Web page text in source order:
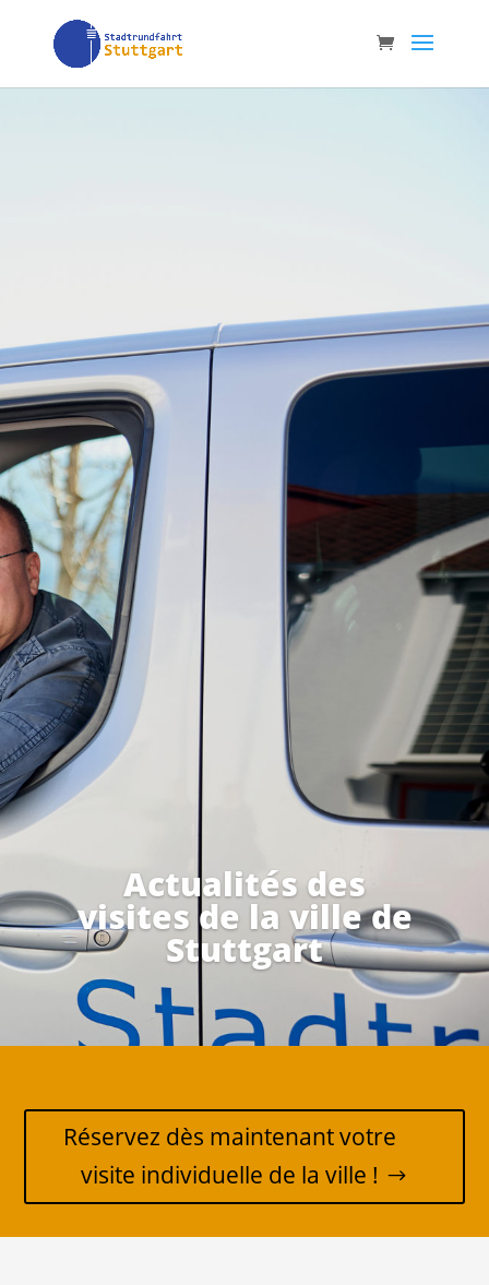
Actualités des
visites de la ville de
Stuttgart
Réservez dès maintenant votre
visite individuelle de la ville !